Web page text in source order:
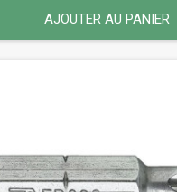
AJOUTER AU PANIER